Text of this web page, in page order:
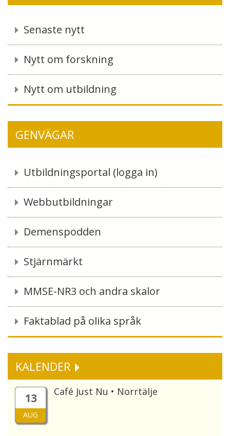
Senaste nytt
Nytt om forskning
Nytt om utbildning
GENVÄGAR
Utbildningsportal (logga in)
Webbutbildningar
Demenspodden
Stjärnmärkt
MMSE-NR3 och andra skalor
Faktablad på olika språk
KALENDER
13
AUG
Café Just Nu • Norrtälje